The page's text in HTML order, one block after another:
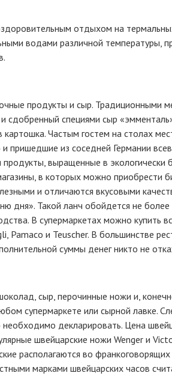
отдыхом на
водами различной температуры,
продукты и сыр. Традиционными
специями сыр
Частым гостем на столах
пришедшие из соседней Германии
выращенные в экологически
в которых можно приобрести
и отличаются вкусовыми
дня». Такой ланч обойдется не
В супермаркетах можно купить
Pamaco и Teuscher. В большинстве
суммы денег никто не
сыр, перочинные ножи и,
супермаркете или сырной лавке.
декларировать. Цена
швейцарские ножи Wenger и
располагаются во
марками швейцарских часов